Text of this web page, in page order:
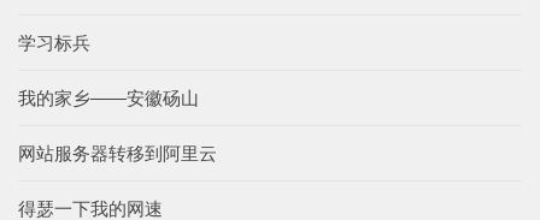
学习标兵
我的家乡——安徽砀山
网站服务器转移到阿里云
得瑟一下我的网速